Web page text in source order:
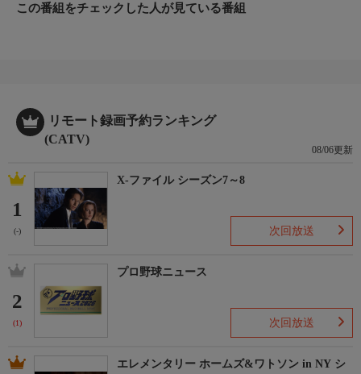
この番組をチェックした人が見ている番組
リモート録画予約ランキング
(CATV)
08/06更新
1
(-)
X-ファイル シーズン7～8
次回放送
2
(1)
プロ野球ニュース
次回放送
エレメンタリー ホームズ&ワトソン in NY シ